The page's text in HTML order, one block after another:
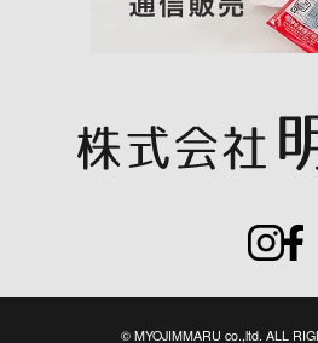
© MYOJIMMARU co.,ltd. ALL